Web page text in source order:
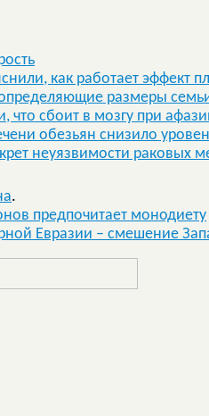
как работает эффект
размеры
что сбоит в мозгу при
обезьян снизило
неуязвимости раковых
.
предпочитает монодиету
Евразии – смешение